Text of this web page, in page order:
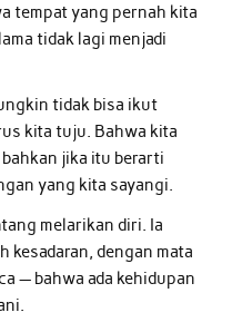
tempat yang pernah kita
tidak lagi menjadi
tidak bisa ikut
kita tuju. Bahwa kita
jika itu berarti
yang kita sayangi.
melarikan diri. Ia
kesadaran, dengan mata
— bahwa ada kehidupan